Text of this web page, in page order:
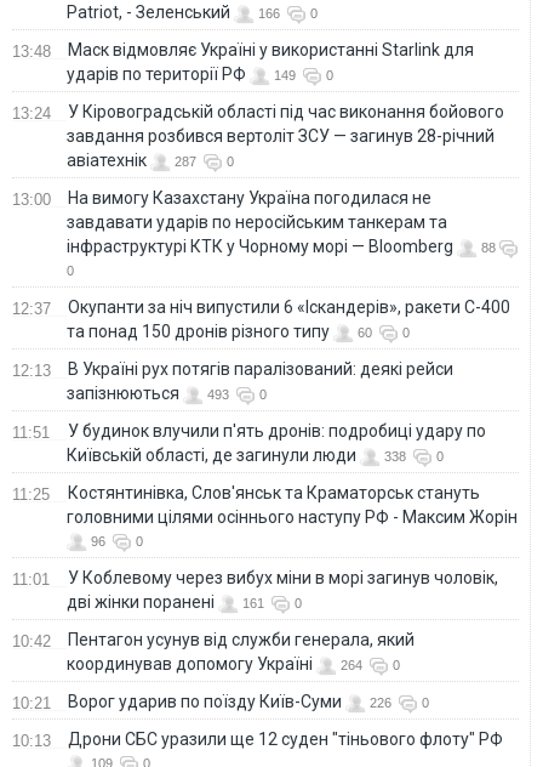
Patriot, - Зеленський
166 0
13:48
Маск відмовляє Україні у використанні Starlink для
ударів по території РФ
149 0
13:24
У Кіровоградській області під час виконання бойового
завдання розбився вертоліт ЗСУ — загинув 28-річний
авіатехнік
287 0
13:00
На вимогу Казахстану Україна погодилася не
завдавати ударів по неросійським танкерам та
інфраструктурі КТК у Чорному морі — Bloomberg
88
0
12:37
Окупанти за ніч випустили 6 «Іскандерів», ракети С-400
та понад 150 дронів різного типу
60 0
12:13
В Україні рух потягів паралізований: деякі рейси
запізнюються
493 0
11:51
У будинок влучили п'ять дронів: подробиці удару по
Київській області, де загинули люди
338 0
11:25
Костянтинівка, Слов'янськ та Краматорськ стануть
головними цілями осіннього наступу РФ - Максим Жорін
96 0
11:01
У Коблевому через вибух міни в морі загинув чоловік,
дві жінки поранені
161 0
10:42
Пентагон усунув від служби генерала, який
координував допомогу Україні
264 0
10:21 Ворог ударив по поїзду Київ-Суми 226 0
10:13 Дрони СБС уразили ще 12 суден "тіньового флоту" РФ
109 0